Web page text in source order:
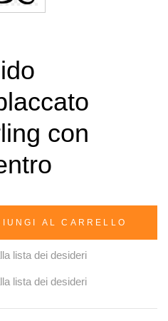
con
AL CARRELLO
lista dei desideri
lista dei desideri